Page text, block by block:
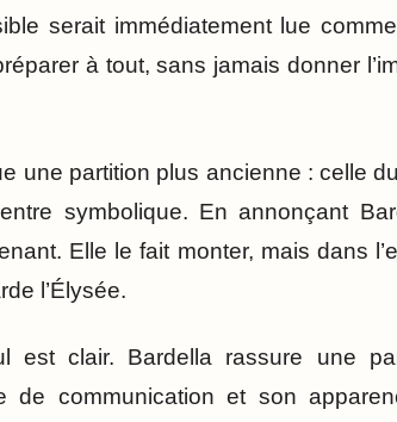
serait immédiatement lue
à tout, sans jamais donner
une partition plus ancienne : celle
symbolique. En annonçant
Elle le fait monter, mais dans
l’Élysée.
est clair. Bardella rassure une
de communication et son